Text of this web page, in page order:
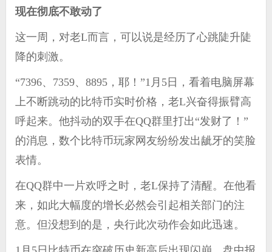
现在彻底不敢动了
这一周，对老L而言，可以说是经历了心跳陡升陡
降的刺激。
“7396、7359、8895，耶！”1月5日，看着电脑屏幕
上不断跳动的比特币实时价格，老L兴奋得振臂高
呼起来。他抖动的双手在QQ群里打出“发财了！”
的消息，数个比特币玩家网友纷纷发出龇牙的笑脸
表情。
在QQ群中一片欢呼之时，老L保持了清醒。在他看
来，如此大幅度的增长必然会引起相关部门的注
意。但没想到的是，央行此次动作会如此迅速。